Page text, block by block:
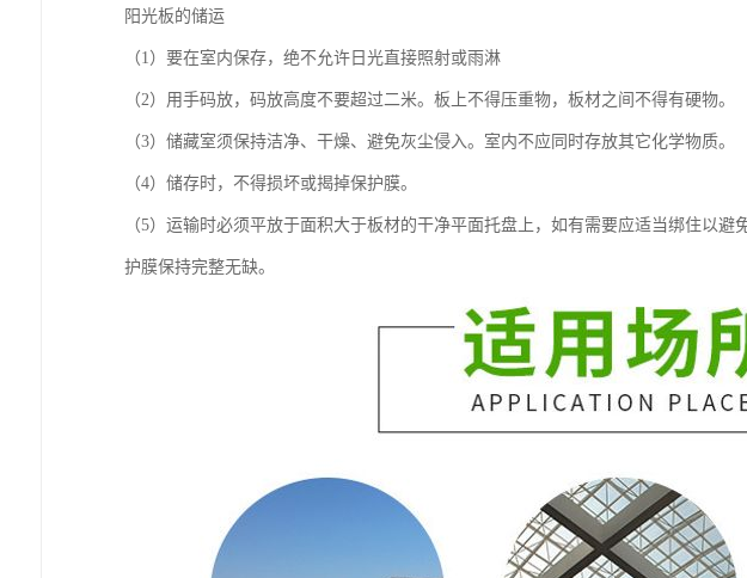
阳光板的储运
（1）要在室内保存，绝不允许日光直接照射或雨淋
（2）用手码放，码放高度不要超过二米。板上不得压重物，板材之间不得有硬物。
（3）储藏室须保持洁净、干燥、避免灰尘侵入。室内不应同时存放其它化学物质。
（4）储存时，不得损坏或揭掉保护膜。
（5）运输时必须平放于面积大于板材的干净平面托盘上，如有需要应适当绑住以
护膜保持完整无缺。